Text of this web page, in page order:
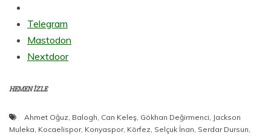
Telegram
Mastodon
Nextdoor
HEMEN İZLE
Ahmet Oğuz, Balogh, Can Keleş, Gökhan Değirmenci, Jackson
Muleka, Kocaelispor, Konyaspor, Körfez, Selçuk İnan, Serdar Dursun,